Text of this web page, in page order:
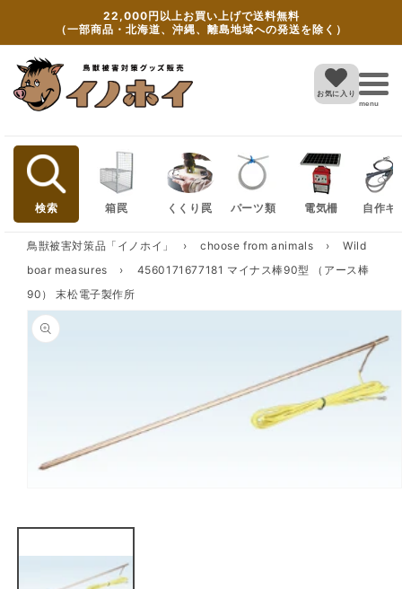
content
22,000円以上お買い上げで送料無料
（一部商品・北海道、沖縄、離島地域への発送を除く）
お気に入り
menu
検索 箱罠 くくり罠 パーツ類 電気柵 自作キ
鳥獣被害対策品「イノホイ」 › choose from animals ›
Wild
boar measures
›
4560171677181 マイナス棒90型 （アース棒
90） 末松電子製作所
Skip to
product
information